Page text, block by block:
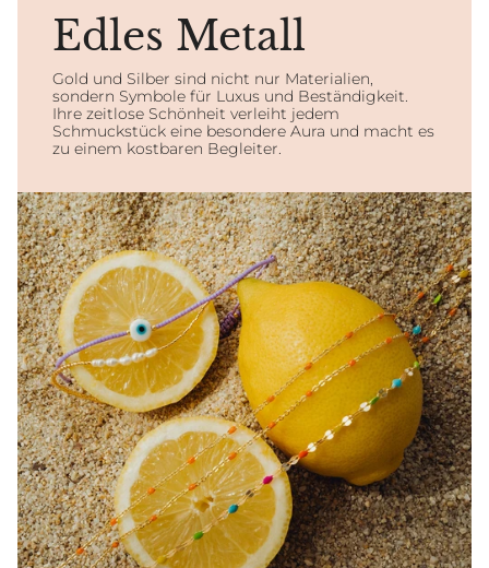
Edles Metall
Gold und Silber sind nicht nur Materialien,
sondern Symbole für Luxus und Beständigkeit.
Ihre zeitlose Schönheit verleiht jedem
Schmuckstück eine besondere Aura und macht es
zu einem kostbaren Begleiter.